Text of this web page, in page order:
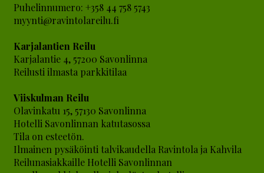
Puhelinnumero: +358 44 758 5743
myynti@ravintolareilu.fi
Karjalantien Reilu
Karjalantie 4, 57200 Savonlinna
Reilusti ilmasta parkkitilaa
Viiskulman Reilu
Olavinkatu 15, 57130 Savonlinna
Hotelli Savonlinnan katutasossa
Tila on esteetön.
Ilmainen pysäköinti talvikaudella Ravintola ja Kahvila
Reilunasiakkaille Hotelli Savonlinnan